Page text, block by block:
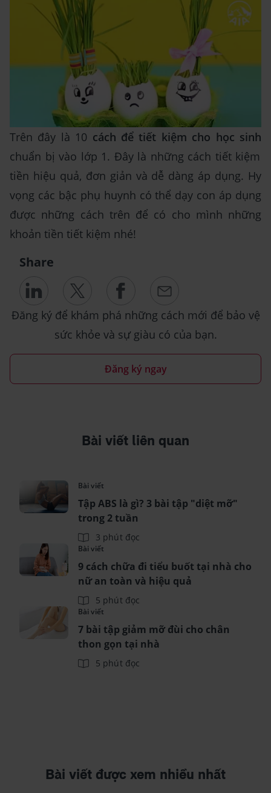
Trên đây là 10 cách để tiết kiệm cho học sinh
chuẩn bị vào lớp 1. Đây là những cách tiết kiệm
tiền hiệu quả, đơn giản và dễ dàng áp dụng. Hy
vọng các bậc phụ huynh có thể dạy con áp dụng
được những cách trên để có cho mình những
khoản tiền tiết kiệm nhé!
Share
Đăng ký để khám phá những cách mới để bảo vệ
sức khỏe và sự giàu có của bạn.
Đăng ký ngay
Bài viết liên quan
Bài viết
Tập ABS là gì? 3 bài tập "diệt mỡ"
trong 2 tuần
3 phút đọc
Bài viết
9 cách chữa đi tiểu buốt tại nhà cho
nữ an toàn và hiệu quả
5 phút đọc
Bài viết
7 bài tập giảm mỡ đùi cho chân
thon gọn tại nhà
5 phút đọc
Bài viết được xem nhiều nhất